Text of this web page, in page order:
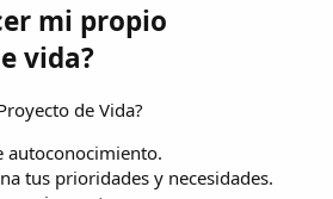
mi propio
vida?
de Vida?
autoconocimiento.
tus prioridades y necesidades.